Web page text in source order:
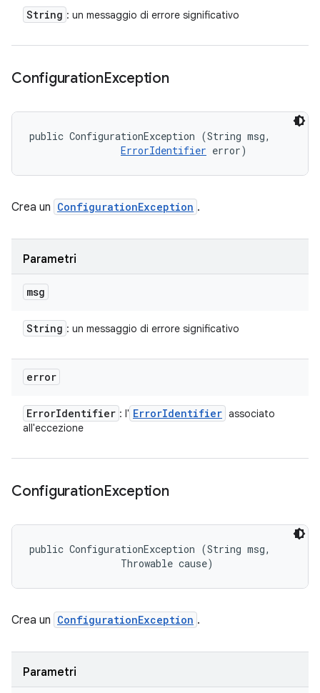
String : un messaggio di errore significativo
ConfigurationException
public ConfigurationException (String msg,
ErrorIdentifier error)
Crea un ConfigurationException .
Parametri
msg
String : un messaggio di errore significativo
error
ErrorIdentifier : l' ErrorIdentifier associato
all'eccezione
ConfigurationException
public ConfigurationException (String msg,
                Throwable cause)
Crea un ConfigurationException .
Parametri